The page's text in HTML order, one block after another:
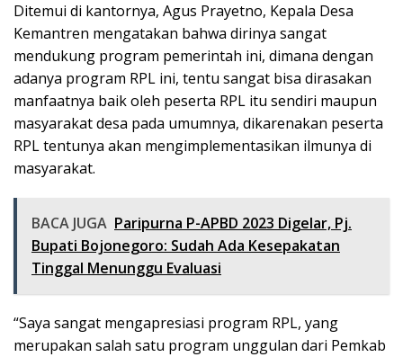
Ditemui di kantornya, Agus Prayetno, Kepala Desa
Kemantren mengatakan bahwa dirinya sangat
mendukung program pemerintah ini, dimana dengan
adanya program RPL ini, tentu sangat bisa dirasakan
manfaatnya baik oleh peserta RPL itu sendiri maupun
masyarakat desa pada umumnya, dikarenakan peserta
RPL tentunya akan mengimplementasikan ilmunya di
masyarakat.
BACA JUGA Paripurna P-APBD 2023 Digelar, Pj.
Bupati Bojonegoro: Sudah Ada Kesepakatan
Tinggal Menunggu Evaluasi
“Saya sangat mengapresiasi program RPL, yang
merupakan salah satu program unggulan dari Pemkab